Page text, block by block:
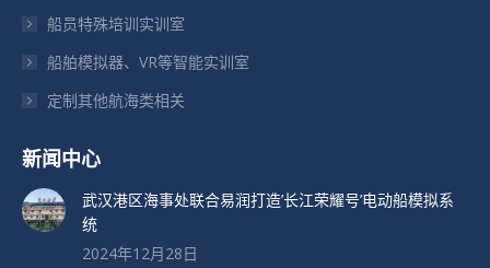
打
打
打
船员特殊培训实训室
船舶模拟器、VR等智能实训室
定制其他航海类相关
新闻中心
武汉港区海事处联合易润打造’长江荣耀号’电动船模拟系
统
2024年12月28日